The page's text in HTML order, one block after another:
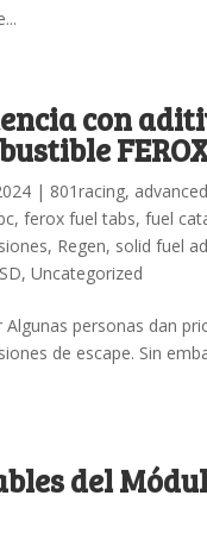
con
| 801racing,
,ferox fuel tabs,fuel
, Regen, solid fuel
,Uncategorized
personas dan
de escape. Sin
del